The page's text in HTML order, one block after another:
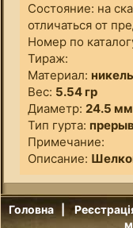
Состояние: на
Номер по
Тираж:
Материал:
Вес: 5.54 гр
Диаметр: 24.5 мм
Тип гурта:
Примечание:
Описание:
Головна|